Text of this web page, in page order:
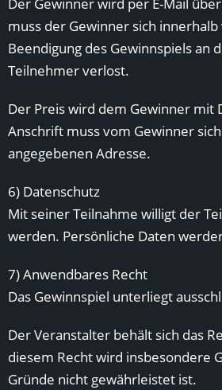
muss der Gewinner sich
Beendigung des Gewinnspiels
Teilnehmer verlost.
Der Preis wird dem Gewinner mit
Anschrift muss vom Gewinner
angegebenen Adresse.
6) Datenschutz
Mit seiner Teilnahme willigt der
werden. Persönliche Daten
7) Anwendbares Recht
Das Gewinnspiel unterliegt
Der Veranstalter behält sich das
diesem Recht wird insbesondere
Gründe nicht gewährleistet ist.